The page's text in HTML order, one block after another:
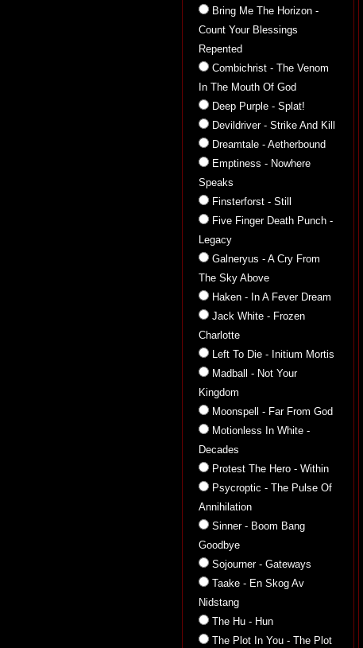
Bring Me The Horizon -
Count Your Blessings
Repented
Combichrist - The Venom
In The Mouth Of God
Deep Purple - Splat!
Devildriver - Strike And Kill
Dreamtale - Aetherbound
Emptiness - Nowhere
Speaks
Finsterforst - Still
Five Finger Death Punch -
Legacy
Galneryus - A Cry From
The Sky Above
Haken - In A Fever Dream
Jack White - Frozen
Charlotte
Left To Die - Initium Mortis
Madball - Not Your
Kingdom
Moonspell - Far From God
Motionless In White -
Decades
Protest The Hero - Within
Psycroptic - The Pulse Of
Annihilation
Sinner - Boom Bang
Goodbye
Sojourner - Gateways
Taake - En Skog Av
Nidstang
The Hu - Hun
The Plot In You - The Plot